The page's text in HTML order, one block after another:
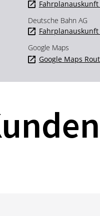
Fahrplanauskunft
Deutsche Bahn AG
Fahrplanauskunft
Google Maps
Google Maps